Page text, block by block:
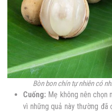
Bòn bon chín tự nhiên có
Cuống: Mẹ không nên chọn
vì những quả này thường